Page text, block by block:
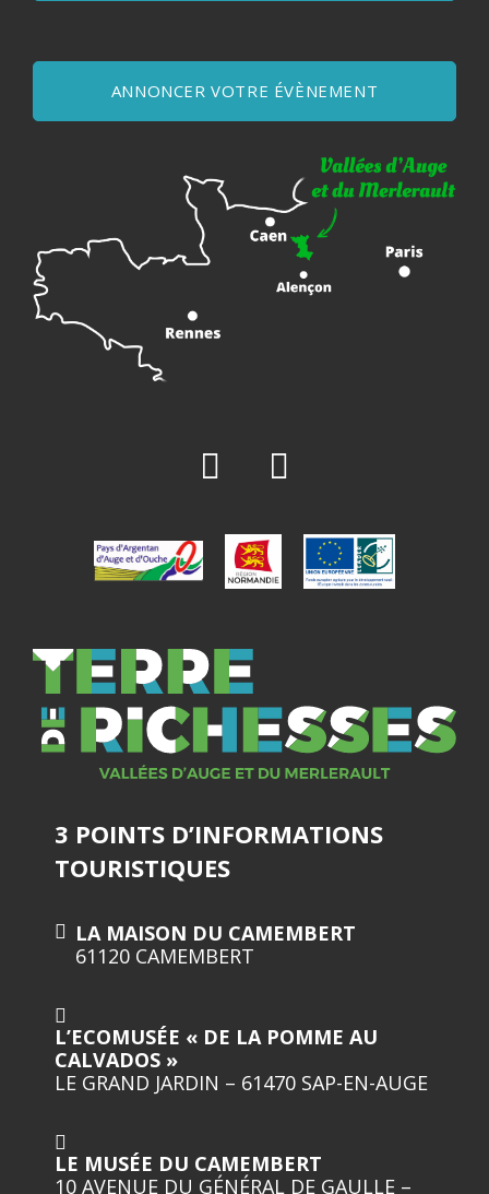
ANNONCER VOTRE ÉVÈNEMENT
3 POINTS D’INFORMATIONS
TOURISTIQUES
LA MAISON DU CAMEMBERT
61120 CAMEMBERT
L’ECOMUSÉE « DE LA POMME AU
CALVADOS »
LE GRAND JARDIN – 61470 SAP-EN-AUGE
LE MUSÉE DU CAMEMBERT
10 AVENUE DU GÉNÉRAL DE GAULLE –